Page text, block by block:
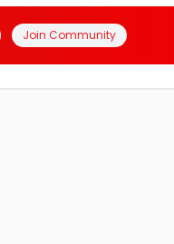
Join Community